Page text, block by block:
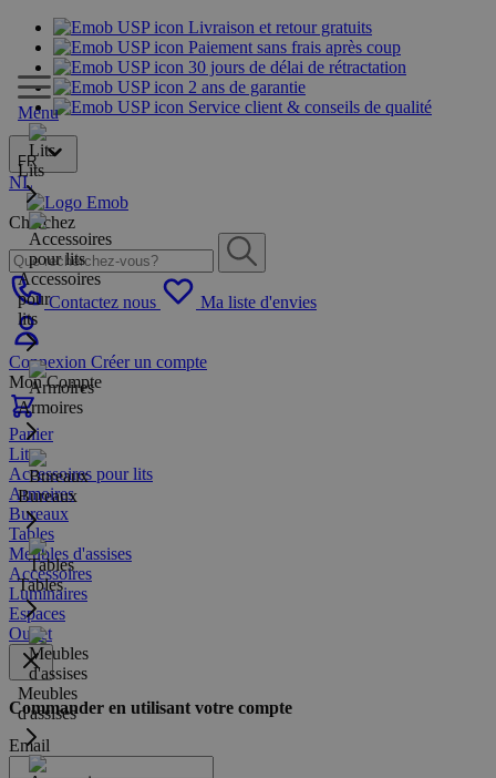
Livraison et retour gratuits
Paiement sans frais après coup
30 jours de délai de rétractation
2 ans de garantie
Service client & conseils de qualité
FR
NL
Cherchez
Contactez nous Ma liste d'envies
Connexion Créer un compte
Mon Compte
Panier
Menu
Lits
Accessoires
pour
lits
Armoires
Bureaux
Tables
Meubles
d'assises
Lits
Accessoires pour lits
Armoires
Bureaux
Tables
Meubles d'assises
Accessoires
Luminaires
Espaces
Outlet
Commander en utilisant votre compte
Email